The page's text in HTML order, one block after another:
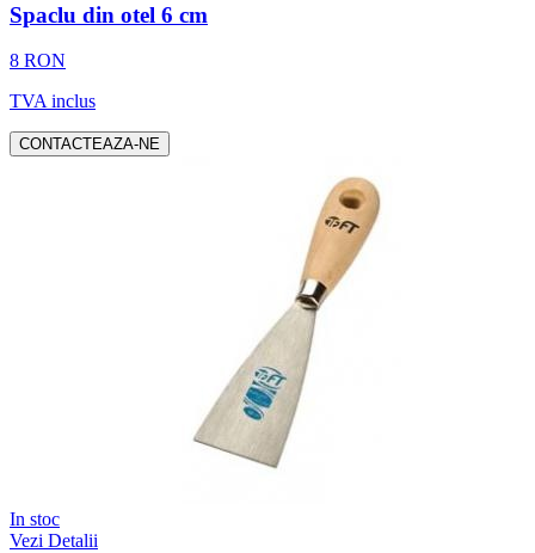
Spaclu din otel 6 cm
8 RON
TVA inclus
CONTACTEAZA-NE
In stoc
Vezi Detalii